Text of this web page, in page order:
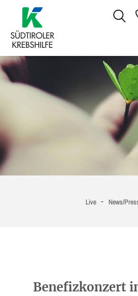
Live - News/
Benefizkonzert